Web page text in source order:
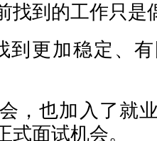
找到的工作只是
到更加稳定、
，也加入了就
式面试机会。